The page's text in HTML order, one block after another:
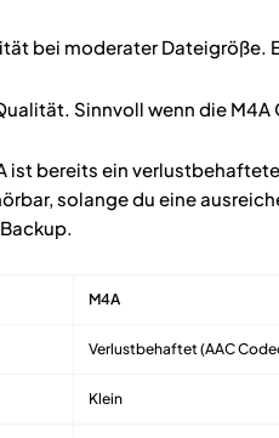
bei moderater Dateigröße.
Sinnvoll wenn die
ist bereits ein
solange du eine
M4A
Verlustbehaftet (AAC
Klein